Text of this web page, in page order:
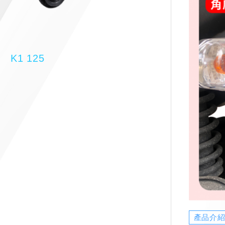
K1 125
產品介紹